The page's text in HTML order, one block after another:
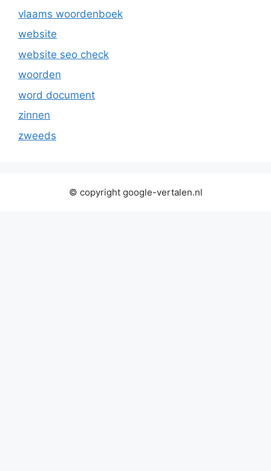
vlaams woordenboek
website
website seo check
woorden
word document
zinnen
zweeds
© copyright google-vertalen.nl